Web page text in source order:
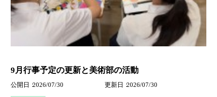
9月行事予定の更新と美術部の活動
公開日 2026/07/30 更新日 2026/07/30